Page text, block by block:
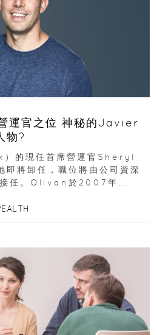
神秘的Javier
物?
的現任首席營運官Sheryl
將卸任，職位將由公司資深
任。Olivan於2007年...